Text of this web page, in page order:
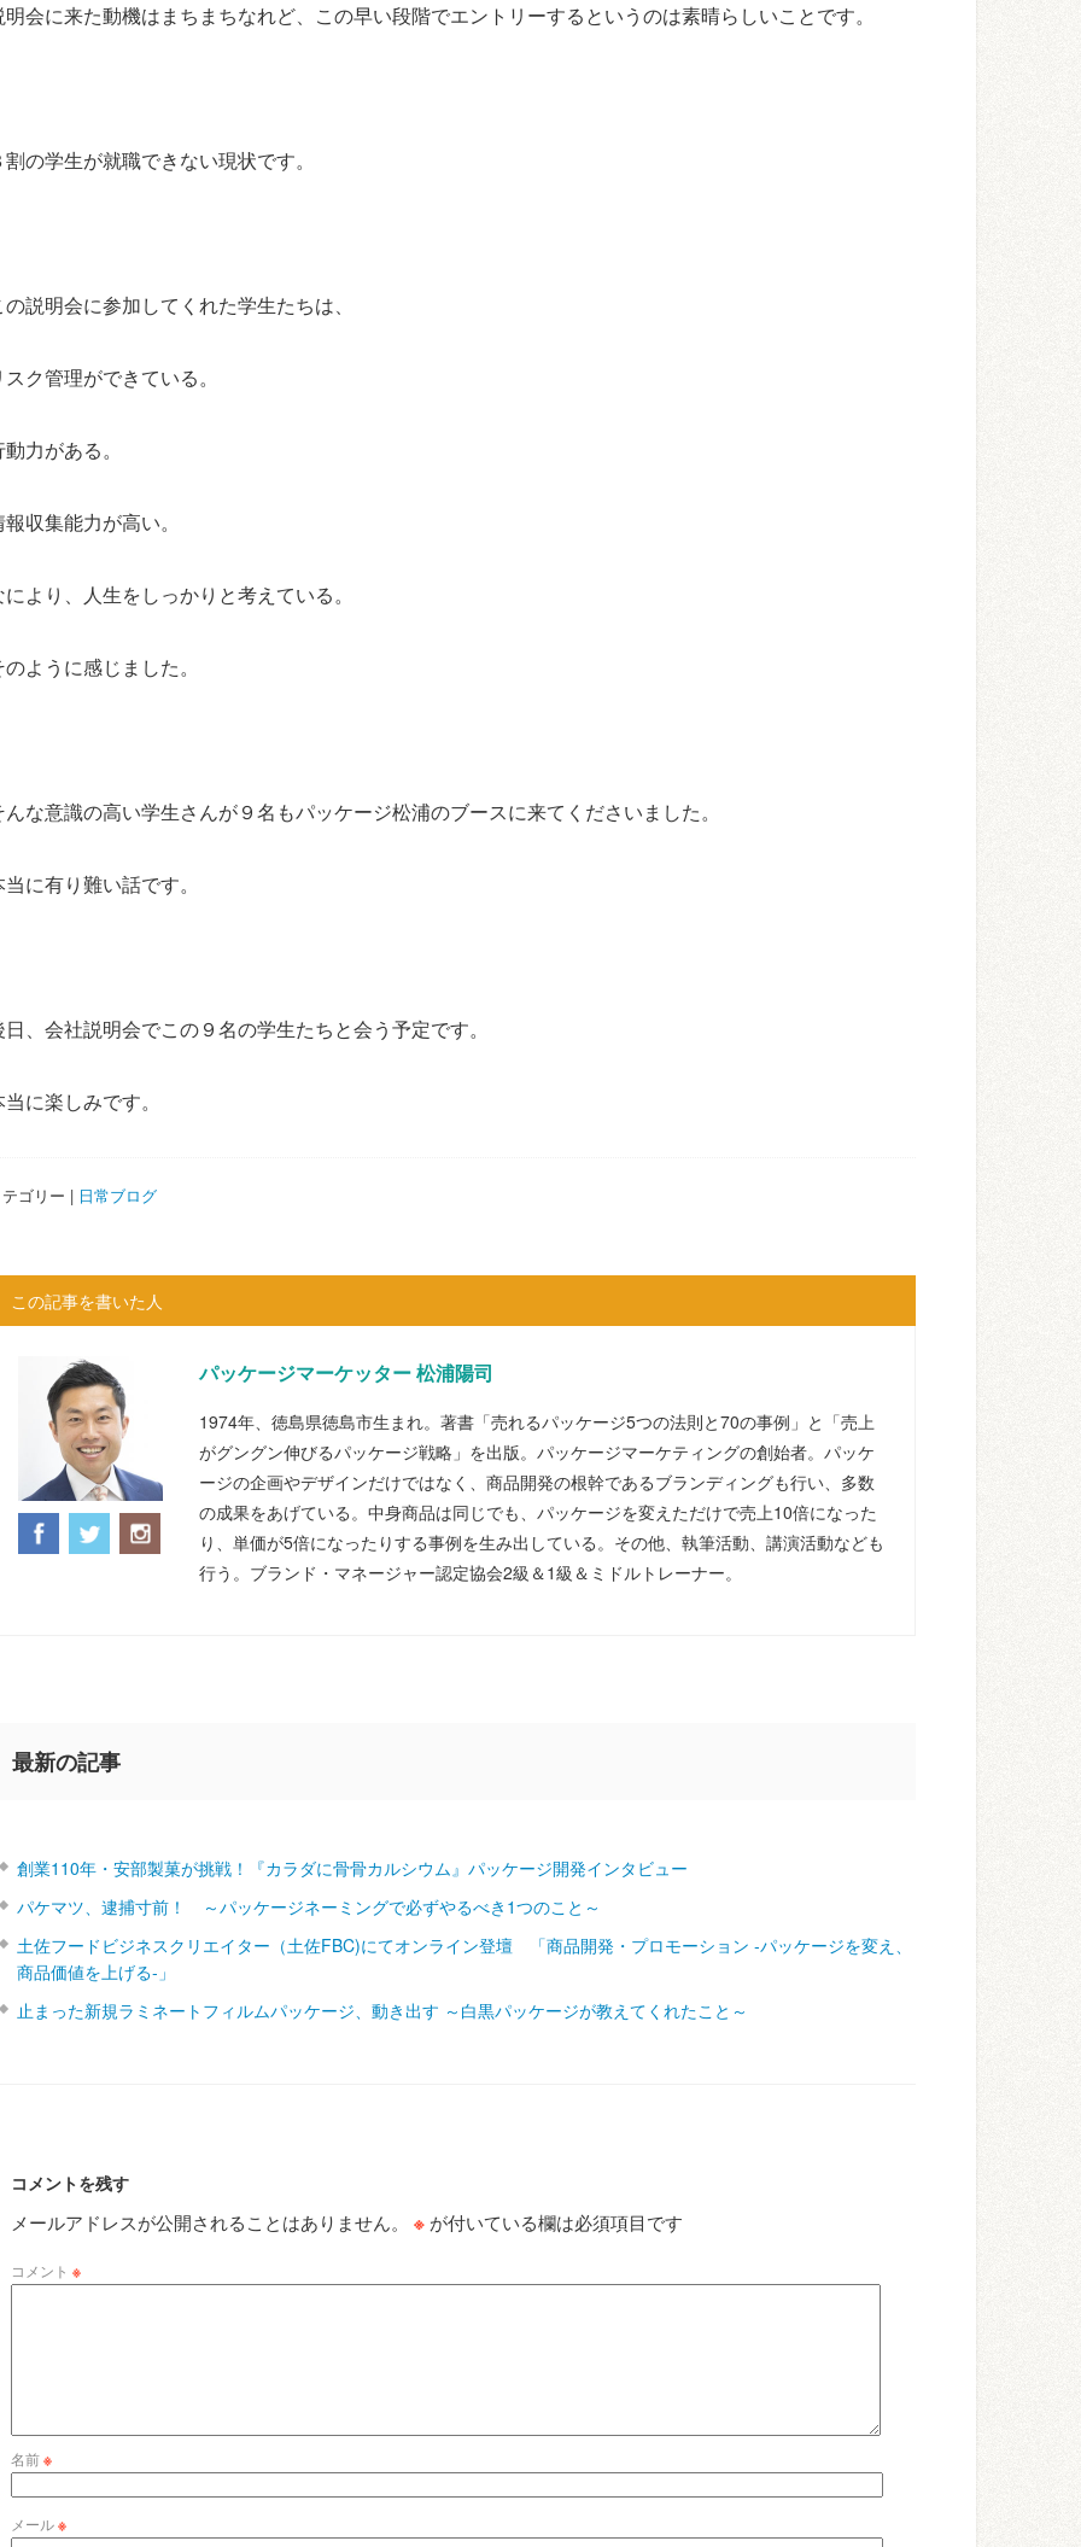
明会に来た動機はまちまちなれど、この早い段階でエントリーするというのは素晴らしいことです。
割の学生が就職できない現状です。
の説明会に参加してくれた学生たちは、
スク管理ができている。
力がある。
収集能力が高い。
により、人生をしっかりと考えている。
のように感じました。
んな意識の高い学生さんが９名もパッケージ松浦のブースに来てくださいました。
当に有り難い話です。
日、会社説明会でこの９名の学生たちと会う予定です。
に楽しみです。
ゴリー | 日常ブログ
この記事を書いた人
パッケージマーケッター 松浦陽司
1974年、徳島県徳島市生まれ。著書「売れるパッケージ5つの法則と70の事例」と「売上
がグングン伸びるパッケージ戦略」を出版。パッケージマーケティングの創始者。パッケ
ージの企画やデザインだけではなく、商品開発の根幹であるブランディングも行い、多数
の成果をあげている。中身商品は同じでも、パッケージを変えただけで売上10倍になった
り、単価が5倍になったりする事例を生み出している。その他、執筆活動、講演活動なども
行う。ブランド・マネージャー認定協会2級＆1級＆ミドルトレーナー。
最新の記事
創業110年・安部製菓が挑戦！『カラダに骨骨カルシウム』パッケージ開発インタビュー
パケマツ、逮捕寸前！ ～パッケージネーミングで必ずやるべき1つのこと～
土佐フードビジネスクリエイター（土佐FBC)にてオンライン登壇 「商品開発・プロモーション ‐パッケージを変え、
商品価値を上げる‐」
止まった新規ラミネートフィルムパッケージ、動き出す ～白黒パッケージが教えてくれたこと～
コメントを残す
メールアドレスが公開されることはありません。 ※ が付いている欄は必須項目です
コメント ※
名前※
メール※